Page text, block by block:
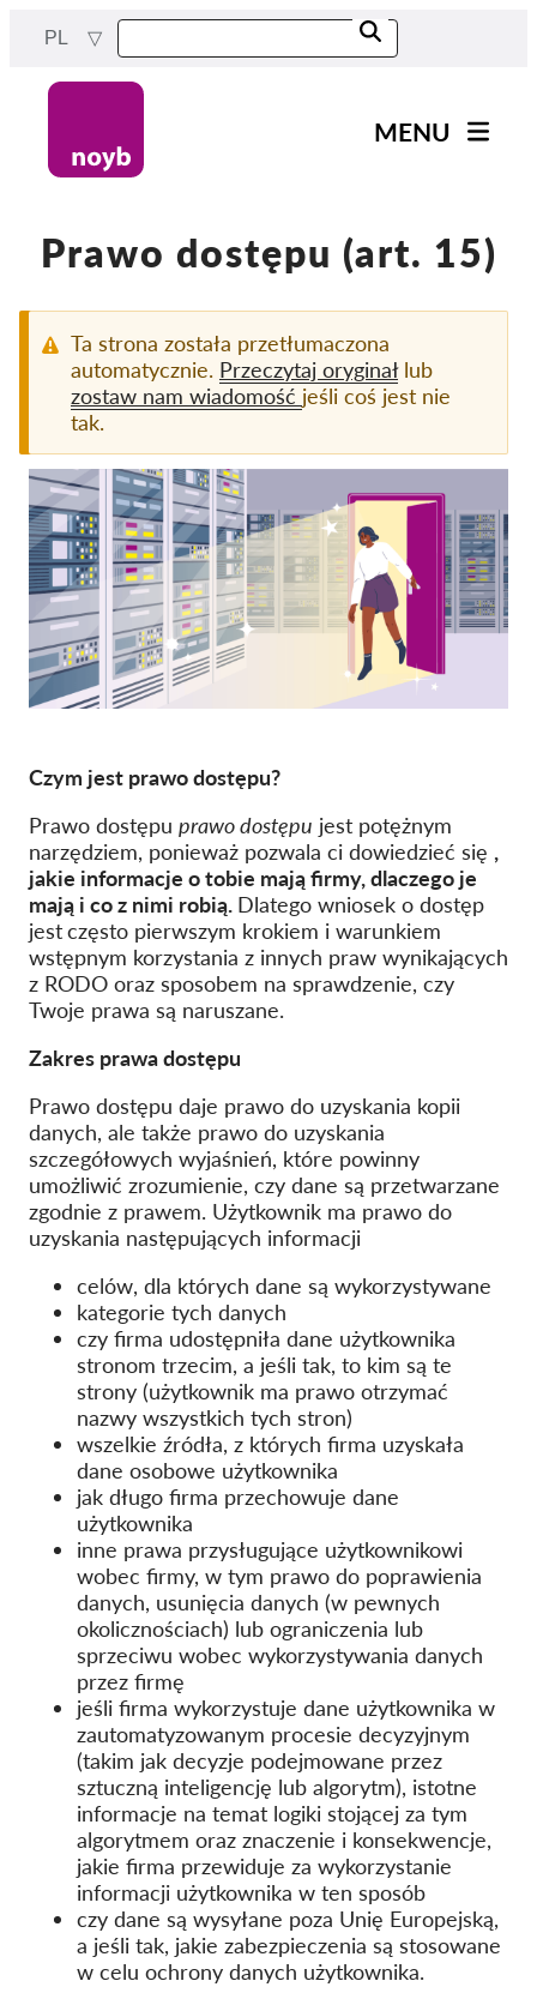
PL
MENU
Nasza praca
Sprawy w ramach DPA
Wszystkie przypadki
Reports & Resources
Exercise your rights!
Wesprzyj nas!
Członkostwo
Darowizny
Sponsoring
Tax deductability
O nas
Zespół
Raporty roczne
FAQs
Praca
zbiorowych
OnionShare
Dla mediów
Kontakt
GDPRhub
Prawo dostępu (art. 15)
Ta strona została przetłumaczona
automatycznie. Przeczytaj oryginałlub
zostaw nam wiadomość jeśli coś jest nie
tak.
Czym jest prawo dostępu?
Prawo dostępu prawo dostępu jest potężnym
narzędziem, ponieważ pozwala ci dowiedzieć się ,
jakie informacje o tobie mają firmy, dlaczego je
mają i co z nimi robią. Dlatego wniosek o dostęp
jestczęsto pierwszym krokiem i warunkiem
wstępnym korzystania z innych praw wynikających
z RODO oraz sposobem na sprawdzenie, czy
Twoje prawa są naruszane.
Zakres prawa dostępu
Prawo dostępu daje prawo do uzyskania kopii
danych, ale także prawo do uzyskania
szczegółowych wyjaśnień, które powinny
umożliwić zrozumienie, czy dane są przetwarzane
zgodnie z prawem. Użytkownik ma prawo do
uzyskania następujących informacji
celów, dla których dane są wykorzystywane
kategorie tych danych
czy firma udostępniła dane użytkownika
stronom trzecim, a jeśli tak, to kim są te
strony (użytkownik ma prawo otrzymać
nazwy wszystkich tych stron)
wszelkie źródła, z których firma uzyskała
dane osobowe użytkownika
jak długo firma przechowuje dane
użytkownika
inne prawa przysługujące użytkownikowi
wobec firmy, w tym prawo do poprawienia
danych, usunięcia danych (w pewnych
okolicznościach) lub ograniczenia lub
sprzeciwu wobec wykorzystywania danych
przez firmę
jeśli firma wykorzystuje dane użytkownika w
zautomatyzowanym procesie decyzyjnym
(takim jak decyzje podejmowane przez
sztuczną inteligencję lub algorytm), istotne
informacje na temat logiki stojącej za tym
algorytmem oraz znaczenie i konsekwencje,
jakie firma przewiduje za wykorzystanie
informacji użytkownika w ten sposób
czy dane są wysyłane poza Unię Europejską,
a jeśli tak, jakie zabezpieczenia są stosowane
w celu ochrony danych użytkownika.